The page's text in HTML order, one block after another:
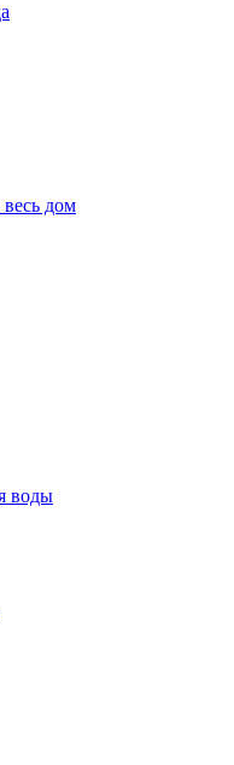
дом
воды